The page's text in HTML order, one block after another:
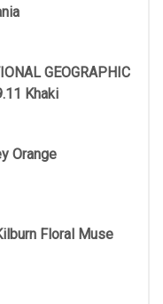
GEOGRAPHIC
Khaki
Orange
Floral Muse